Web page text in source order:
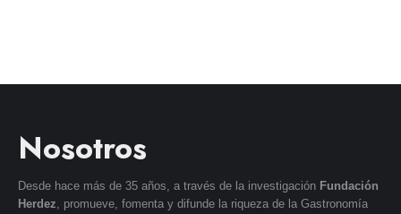
Nosotros
Desde hace más de 35 años, a través de la investigación Fundación
Herdez, promueve, fomenta y difunde la riqueza de la Gastronomía